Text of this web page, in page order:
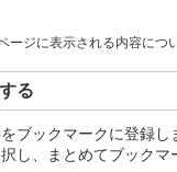
ージに表示される内容につ
る
ブックマークに登録し
し、まとめてブックマ